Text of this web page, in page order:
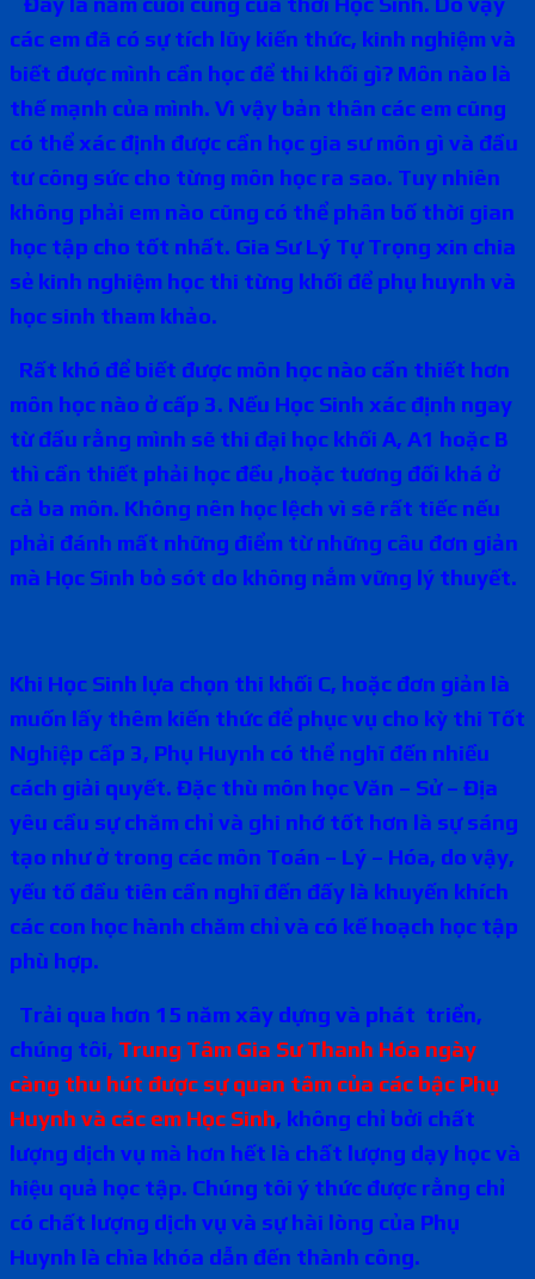
các em đã có sự tích lũy kiến thức, kinh nghiệm và
biết được mình cần học để thi khối gì? Môn nào là
thế mạnh của mình. Vì vậy bản thân các em cũng
có thể xác định được cần học gia sư môn gì và đầu
tư công sức cho từng môn học ra sao. Tuy nhiên
không phải em nào cũng có thể phân bố thời gian
học tập cho tốt nhất. Gia Sư Lý Tự Trọng xin chia
sẻ kinh nghiệm học thi từng khối để phụ huynh và
học sinh tham khảo.
Rất khó để biết được môn học nào cần thiết hơn
môn học nào ở cấp 3. Nếu Học Sinh xác định ngay
từ đầu rằng mình sẽ thi đại học khối A, A1 hoặc B
thì cần thiết phải học đều ,hoặc tương đối khá ở
cả ba môn. Không nên học lệch vì sẽ rất tiếc nếu
phải đánh mất những điểm từ những câu đơn giản
mà Học Sinh bỏ sót do không nắm vững lý thuyết.
Khi Học Sinh lựa chọn thi khối C, hoặc đơn giản là
muốn lấy thêm kiến thức để phục vụ cho kỳ thi Tốt
Nghiệp cấp 3, Phụ Huynh có thể nghĩ đến nhiều
cách giải quyết. Đặc thù môn học Văn – Sử – Địa
yêu cầu sự chăm chỉ và ghi nhớ tốt hơn là sự sáng
tạo như ở trong các môn Toán – Lý – Hóa, do vậy,
yếu tố đầu tiên cần nghĩ đến đấy là khuyến khích
các con học hành chăm chỉ và có kế hoạch học tập
phù hợp.
Trải qua hơn 15 năm xây dựng và phát triển,
chúng tôi, Trung Tâm Gia Sư Thanh Hóa ngày
càng thu hút được sự quan tâm của các bậc Phụ
Huynh và các em Học Sinh, không chỉ bởi chất
lượng dịch vụ mà hơn hết là chất lượng dạy học và
hiệu quả học tập. Chúng tôi ý thức được rằng chỉ
có chất lượng dịch vụ và sự hài lòng của Phụ
Huynh là chìa khóa dẫn đến thành công.